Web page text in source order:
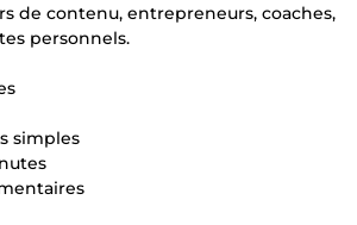
de contenu, entrepreneurs, coaches,
personnels.
simples